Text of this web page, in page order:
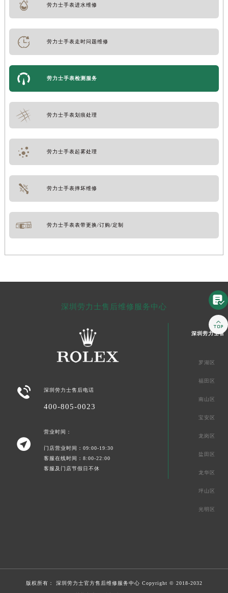
劳力士手表进水维修
劳力士手表走时问题维修
劳力士手表检测服务
劳力士手表划痕处理
劳力士手表起雾处理
劳力士手表摔坏维修
劳力士手表表带更换/订购/定制
深圳劳力士售后维修服务中心
 深圳劳力士售后电话
400-805-0023

营业时间：
门店营业时间：09:00-19:30
客服在线时间：8:00-22:00
客服及门店节假日不休
深圳劳力士售
罗湖区
福田区
南山区
宝安区
龙岗区
盐田区
龙华区
坪山区
光明区
版权所有： 深圳劳力士官方售后维修服务中心 Copyright © 2018-2032

